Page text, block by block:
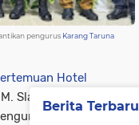
pengurus Karang Taruna
Hotel
Slamet Wijaya,
Berita Terbaru